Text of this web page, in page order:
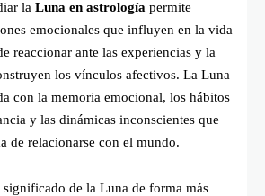
la Luna en astrología permite
emocionales que influyen en la vida
reaccionar ante las experiencias y la
los vínculos afectivos. La Luna
con la memoria emocional, los hábitos
y las dinámicas inconscientes que
de relacionarse con el mundo.
significado de la Luna de forma más